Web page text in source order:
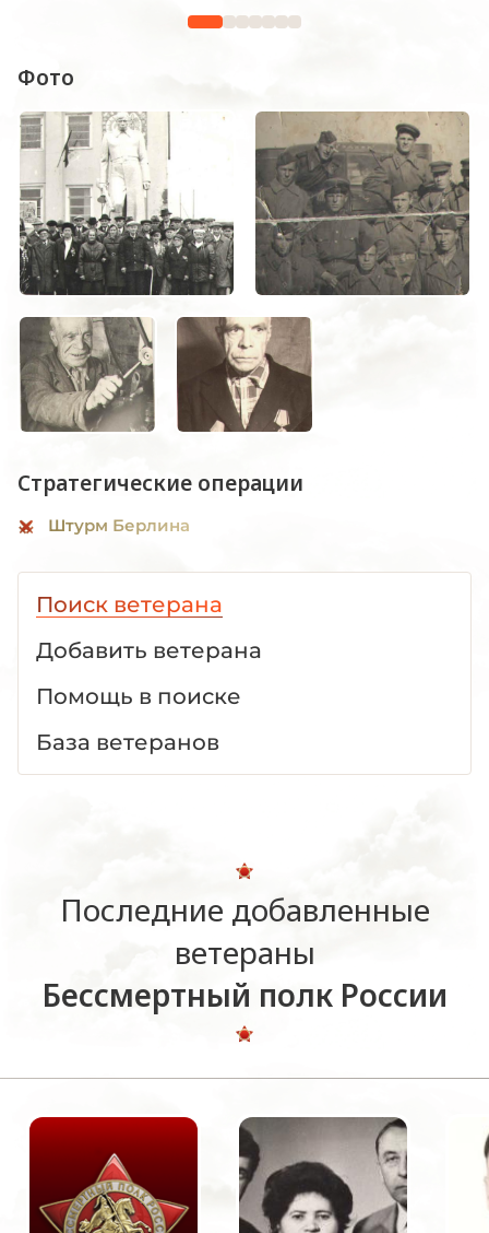
Фото
Стратегические операции
Штурм Берлина
Поиск ветерана
Добавить ветерана
Помощь в поиске
База ветеранов
Последние добавленные
ветераны
Бессмертный полк России